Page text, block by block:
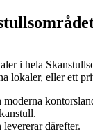
i hela
eller ett
därefter.